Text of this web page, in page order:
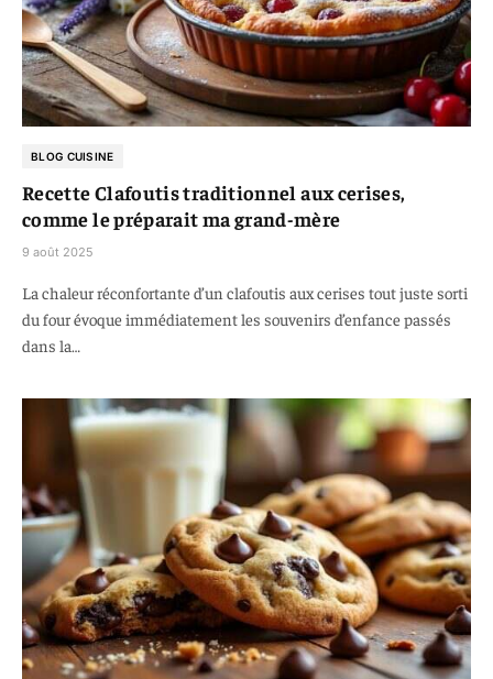
BLOG CUISINE
Recette Clafoutis traditionnel aux cerises,
comme le préparait ma grand-mère
9 août 2025
La chaleur réconfortante d’un clafoutis aux cerises tout juste sorti
du four évoque immédiatement les souvenirs d’enfance passés
dans la…